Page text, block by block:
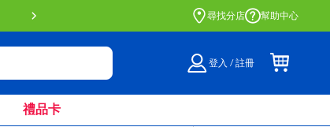
門店自取服務 網上購買並在店內
尋找分店 幫助中心
登入 / 註冊
禮品卡